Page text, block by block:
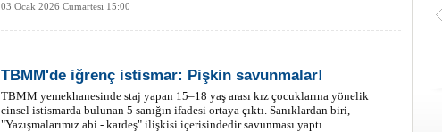
03 Ocak 2026 Cumartesi 15:00
TBMM'de iğrenç istismar: Pişkin savunmalar!
TBMM yemekhanesinde staj yapan 15–18 yaş arası kız çocuklarına yönelik
cinsel istismarda bulunan 5 sanığın ifadesi ortaya çıktı. Sanıklardan biri,
"Yazışmalarımız abi - kardeş" ilişkisi içerisindedir savunması yaptı.